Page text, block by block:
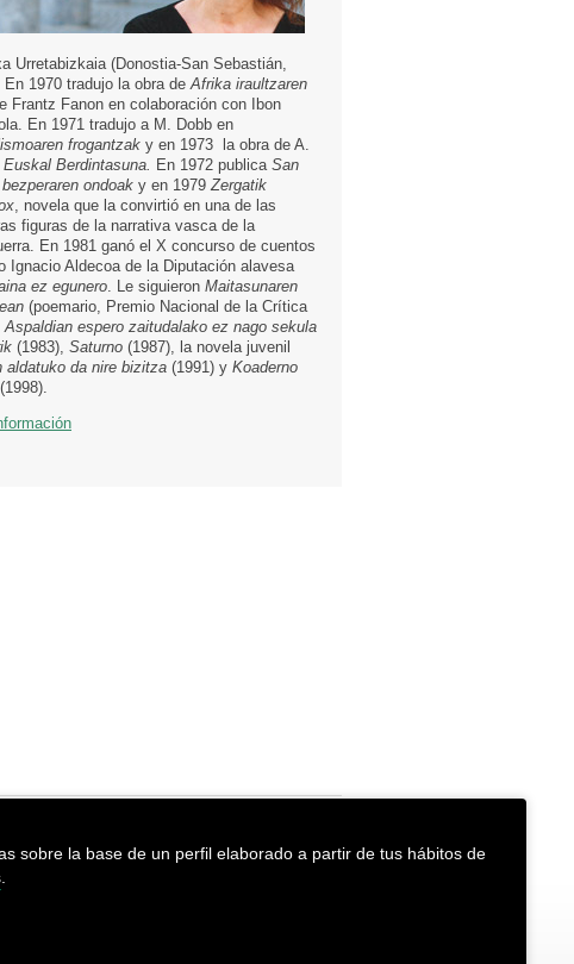
Urretabizkaia (Donostia-San Sebastián,
En 1970 tradujo la obra deAfrika iraultzaren
Frantz Fanon en colaboración con Ibon
En 1971 tradujo a M. Dobb en
frogantzak y en 1973 la obra de A.
Euskal Berdintasuna. En 1972 publica San
ondoak y en 1979Zergatik
, novela que la convirtió en una de las
figuras de la narrativa vasca de la
En 1981 ganó el X concurso de cuentos
Ignacio Aldecoa de la Diputación alavesa
ez egunero. Le siguieron Maitasunaren
(poemario, Premio Nacional de la Crítica
Aspaldian espero zaitudalako ez nago sekula
(1983), Saturno (1987), la novela juvenil
aldatuko da nire bizitza (1991) y Koaderno
(1998).
sobre la base de un perfil elaborado a partir de tus hábitos de
.